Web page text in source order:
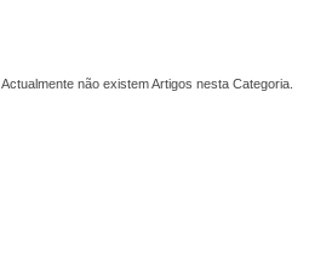
Actualmente não existem Artigos nesta Categoria.